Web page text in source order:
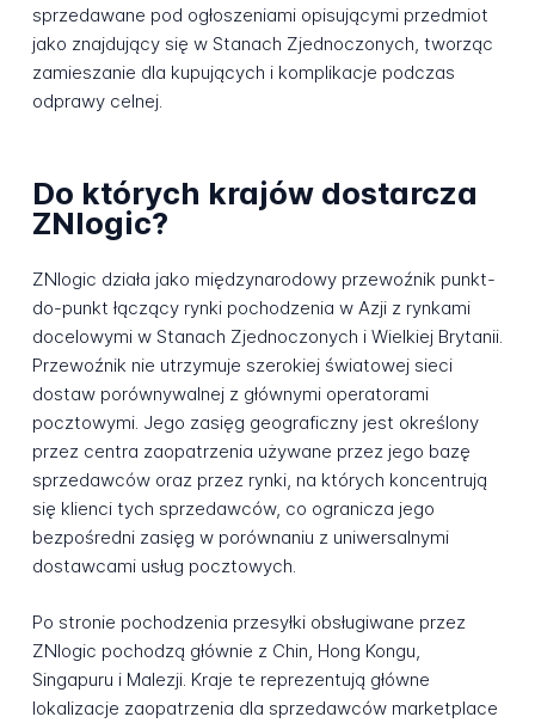
sprzedawane pod ogłoszeniami opisującymi przedmiot
jako znajdujący się w Stanach Zjednoczonych, tworząc
zamieszanie dla kupujących i komplikacje podczas
odprawy celnej.
Do których krajów dostarcza
ZNlogic?
ZNlogic działa jako międzynarodowy przewoźnik punkt-
do-punkt łączący rynki pochodzenia w Azji z rynkami
docelowymi w Stanach Zjednoczonych i Wielkiej Brytanii.
Przewoźnik nie utrzymuje szerokiej światowej sieci
dostaw porównywalnej z głównymi operatorami
pocztowymi. Jego zasięg geograficzny jest określony
przez centra zaopatrzenia używane przez jego bazę
sprzedawców oraz przez rynki, na których koncentrują
się klienci tych sprzedawców, co ogranicza jego
bezpośredni zasięg w porównaniu z uniwersalnymi
dostawcami usług pocztowych.
Po stronie pochodzenia przesyłki obsługiwane przez
ZNlogic pochodzą głównie z Chin, Hong Kongu,
Singapuru i Malezji. Kraje te reprezentują główne
lokalizacje zaopatrzenia dla sprzedawców marketplace